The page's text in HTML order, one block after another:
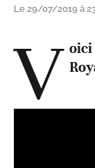
Le 29/07/2019 à
V oici